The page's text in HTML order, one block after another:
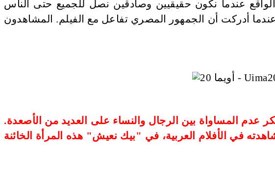
عندما نكون حقيقيين وصادقين نصل للجميع حتى الناس
أدركت أن الجمهور المصري تفاعل مع الفيلم. المشاهدون
المساواة بين الرجال والنساء على العديد من الأصعدة.
في الأفلام العربية، في "بيك نعيش" هذه المرأة الخائنة